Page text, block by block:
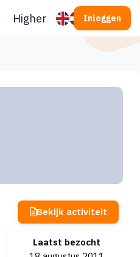
Higherlevel Inloggen
Laatst bezocht
Bekijk activiteit